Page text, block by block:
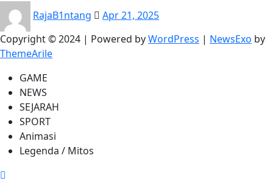
RajaB1ntang
Apr 21, 2025
Copyright © 2024 | Powered byWordPress | NewsExo by
ThemeArile
GAME
NEWS
SEJARAH
SPORT
Animasi
Legenda / Mitos